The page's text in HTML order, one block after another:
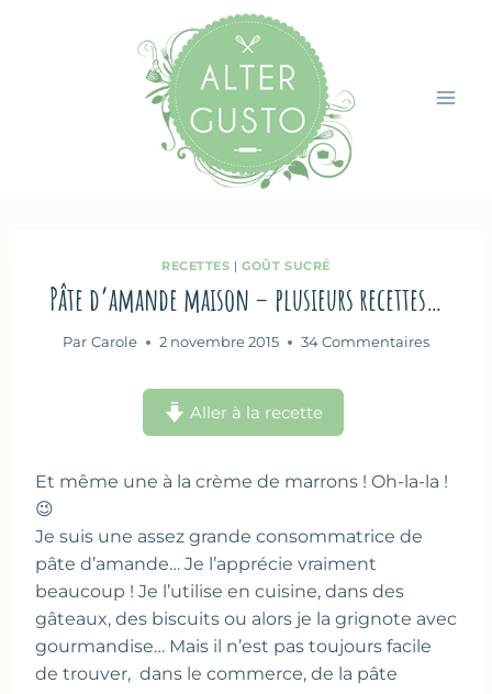
RECETTES |GOÛT SUCRÉ
Pâte d’amande maison – plusieurs recettes…
Par Carole 2 novembre 2015 34 Commentaires
Aller à la recette
Et même une à la crème de marrons ! Oh-la-la !
😉
Je suis une assez grande consommatrice de
pâte d’amande… Je l’apprécie vraiment
beaucoup ! Je l’utilise en cuisine, dans des
gâteaux, des biscuits ou alors je la grignote avec
gourmandise… Mais il n’est pas toujours facile
de trouver, dans le commerce, de la pâte